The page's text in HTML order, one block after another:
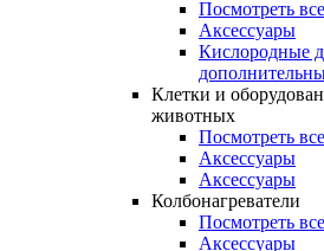
Посмотреть
Аксессуары
Кислородные
Клетки и
животных
Посмотреть
Аксессуары
Аксессуары
Колбонагреватели
Посмотреть
Аксессуары